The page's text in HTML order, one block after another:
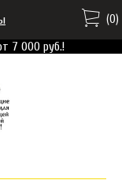
7 000 руб.!
(0)